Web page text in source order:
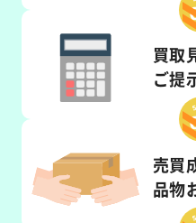
買取
ご提
売買
品物